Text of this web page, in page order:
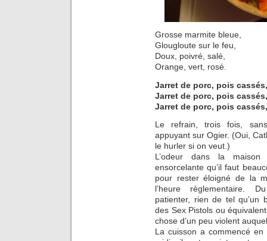
Grosse marmite bleue,
Glougloute sur le feu,
Doux, poivré, salé,
Orange, vert, rosé.
Jarret de porc, pois
Jarret de porc, pois
Jarret de porc, pois
Le refrain, trois fois,
appuyant sur Ogier. (Oui,
le hurler si on veut.)
L’odeur dans la maison
ensorcelante qu’il faut
pour rester éloigné de la
l’heure règlementaire.
patienter, rien de tel qu’un
des Sex Pistols ou
chose d’un peu violent
La cuisson a commencé en